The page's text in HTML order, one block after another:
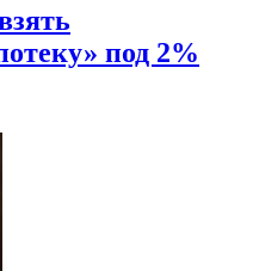
под 2%